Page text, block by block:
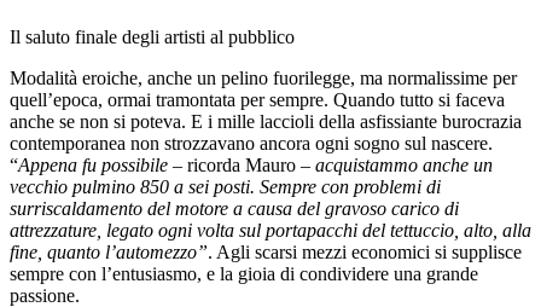
Il saluto finale degli artisti al pubblico
Modalità eroiche, anche un pelino fuorilegge, ma normalissime per
quell’epoca, ormai tramontata per sempre. Quando tutto si faceva
anche se non si poteva. E i mille laccioli della asfissiante burocrazia
contemporanea non strozzavano ancora ogni sogno sul nascere.
“Appena fu possibile – ricorda Mauro – acquistammo anche un
vecchio pulmino 850 a sei posti. Sempre con problemi di
surriscaldamento del motore a causa del gravoso carico di
attrezzature, legato ogni volta sul portapacchi del tettuccio, alto, alla
fine, quanto l’automezzo”. Agli scarsi mezzi economici si supplisce
sempre con l’entusiasmo, e la gioia di condividere una grande
passione.